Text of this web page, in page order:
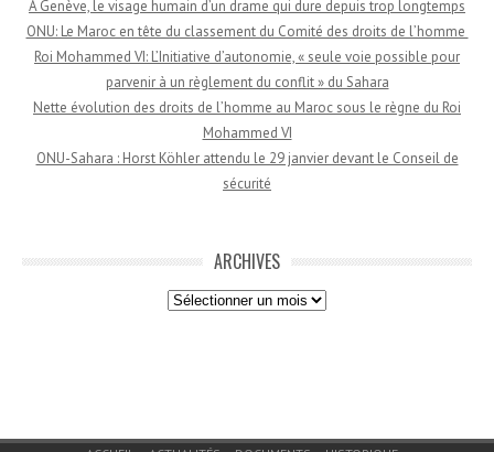
À Genève, le visage humain d’un drame qui dure depuis trop longtemps
ONU: Le Maroc en tête du classement du Comité des droits de l’homme
Roi Mohammed VI: L’Initiative d’autonomie, « seule voie possible pour
parvenir à un règlement du conflit » du Sahara
Nette évolution des droits de l’homme au Maroc sous le règne du Roi
Mohammed VI
ONU-Sahara : Horst Köhler attendu le 29 janvier devant le Conseil de
sécurité
ARCHIVES
Archives